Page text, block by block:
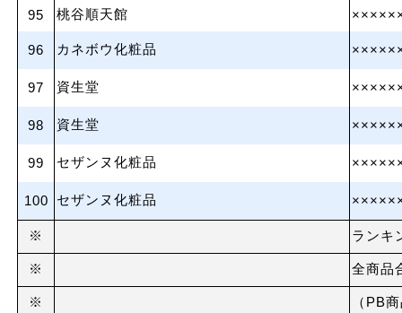
95 桃谷順天館
96 カネボウ化粧品
97 資生堂
98 資生堂
99 セザンヌ化粧品
100 セザンヌ化粧品
※ ランキ
※ 全商品
※ （PB